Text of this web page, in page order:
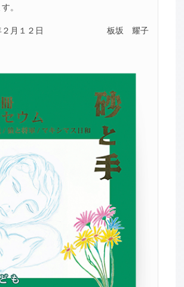
。
月１２日 板坂 耀子